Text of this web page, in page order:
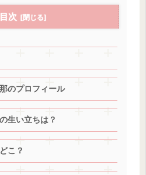
目次
のプロフィール
生い立ちは？
こ？